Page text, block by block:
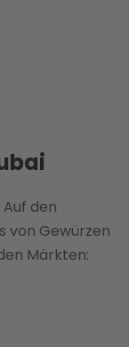
den
von Gewürzen
Märkten: